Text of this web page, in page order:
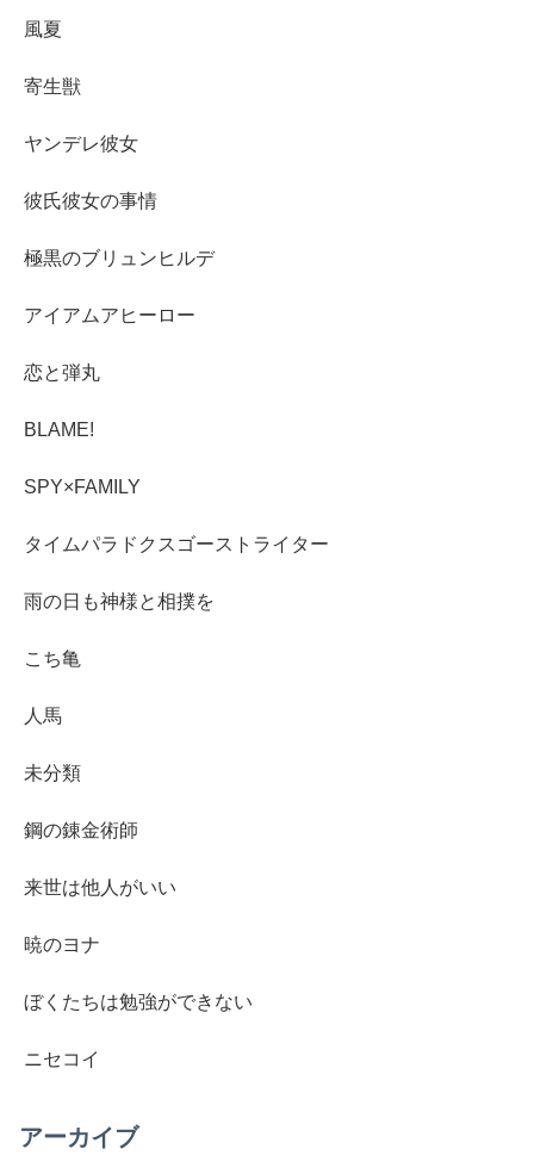
風夏
寄生獣
ヤンデレ彼女
彼氏彼女の事情
極黒のブリュンヒルデ
アイアムアヒーロー
恋と弾丸
BLAME!
SPY×FAMILY
タイムパラドクスゴーストライター
雨の日も神様と相撲を
こち亀
人馬
未分類
鋼の錬金術師
来世は他人がいい
暁のヨナ
ぼくたちは勉強ができない
ニセコイ
アーカイブ